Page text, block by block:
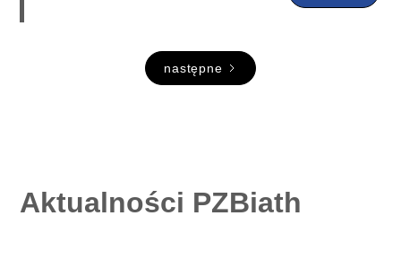
następne
Aktualności PZBiath